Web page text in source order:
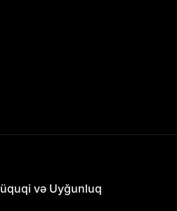
və Uyğunluq